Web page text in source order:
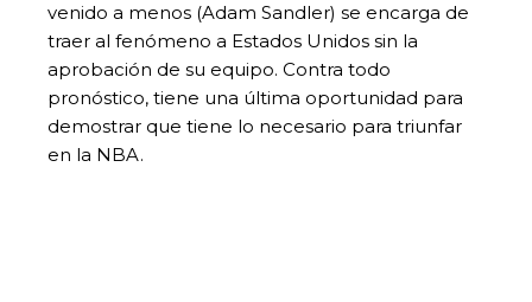
venido a menos (Adam Sandler) se encarga de
traer al fenómeno a Estados Unidos sin la
aprobación de su equipo. Contra todo
pronóstico, tiene una última oportunidad para
demostrar que tiene lo necesario para triunfar
en la NBA.